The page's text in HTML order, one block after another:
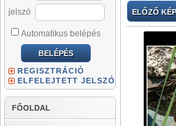
jelszó
Automatikus belépés
REGISZTRÁCIÓ
ELFELEJTETT JELSZÓ
FŐOLDAL
ELŐZŐ KÉP